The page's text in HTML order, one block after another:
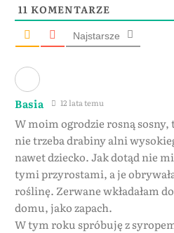
11 KOMENTARZE
Najstarsze
Basia 12 lata temu
W moim ogrodzie rosną
nie trzeba drabiny alni
nawet dziecko. Jak dotąd nie
tymi przyrostami, a je
roślinę. Zerwane wkładałam
domu, jako zapach.
W tym roku spróbuję z